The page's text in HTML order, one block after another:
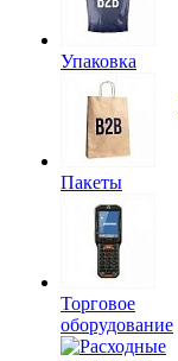
Упаковка
Пакеты
Торговое
оборудование